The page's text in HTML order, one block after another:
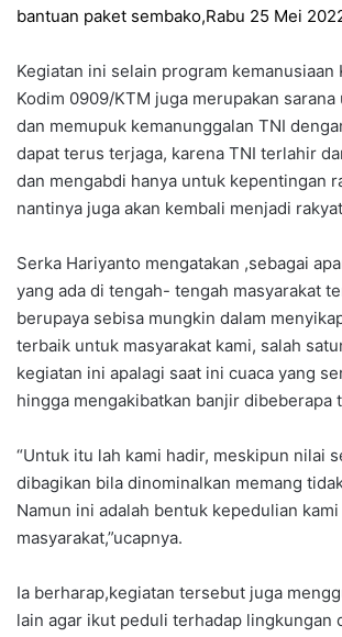
bantuan paket sembako,Rabu 25 Mei
Kegiatan ini selain program kemanusiaan
Kodim 0909/KTM juga merupakan
dan memupuk kemanunggalan TNI
dapat terus terjaga, karena TNI terlahir
dan mengabdi hanya untuk kepentingan
nantinya juga akan kembali menjadi
Serka Hariyanto mengatakan ,sebagai
yang ada di tengah- tengah masyarakat
berupaya sebisa mungkin dalam
terbaik untuk masyarakat kami, salah
kegiatan ini apalagi saat ini cuaca yang
hingga mengakibatkan banjir dibeberapa
“Untuk itu lah kami hadir, meskipun nilai
dibagikan bila dinominalkan memang
Namun ini adalah bentuk kepedulian
masyarakat,”ucapnya.
Ia berharap,kegiatan tersebut juga
lain agar ikut peduli terhadap lingkungan